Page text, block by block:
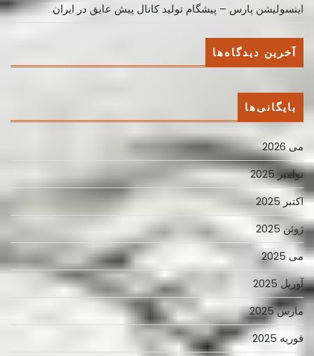
اینسولیشن پارس – پیشگام تولید کانال پیش عایق در ایران
آخرین دیدگاه‌ها
بایگانی‌ها
می 2026
نوامبر 2025
اکتبر 2025
ژوئن 2025
می 2025
آوریل 2025
مارس 2025
فوریه 2025